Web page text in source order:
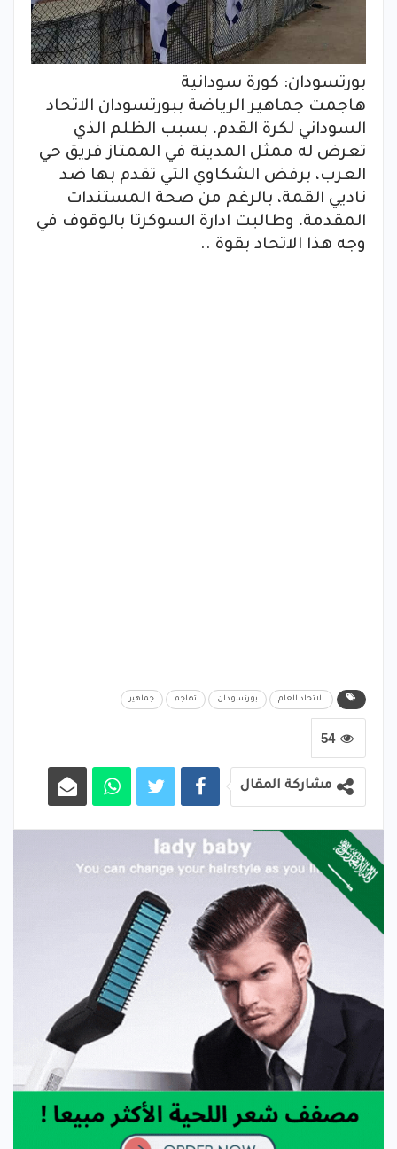
بورتسودان: كورة سودانية
هاجمت جماهير الرياضة ببورتسودان الاتحاد
السوداني لكرة القدم، بسبب الظلم الذي
تعرض له ممثل المدينة في الممتاز فريق حي
العرب، برفض الشكاوي التي تقدم بها ضد
ناديي القمة، بالرغم من صحة المستندات
المقدمة، وطالبت ادارة السوكرتا بالوقوف في
وجه هذا الاتحاد بقوة ..
الاتحاد العام بورتسودان تهاجم جماهير
54
مشاركة المقال